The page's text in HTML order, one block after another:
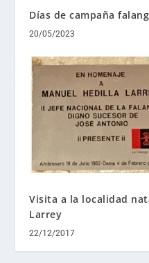
Días de campaña
20/05/2023
Visita a la localidad
Larrey
22/12/2017